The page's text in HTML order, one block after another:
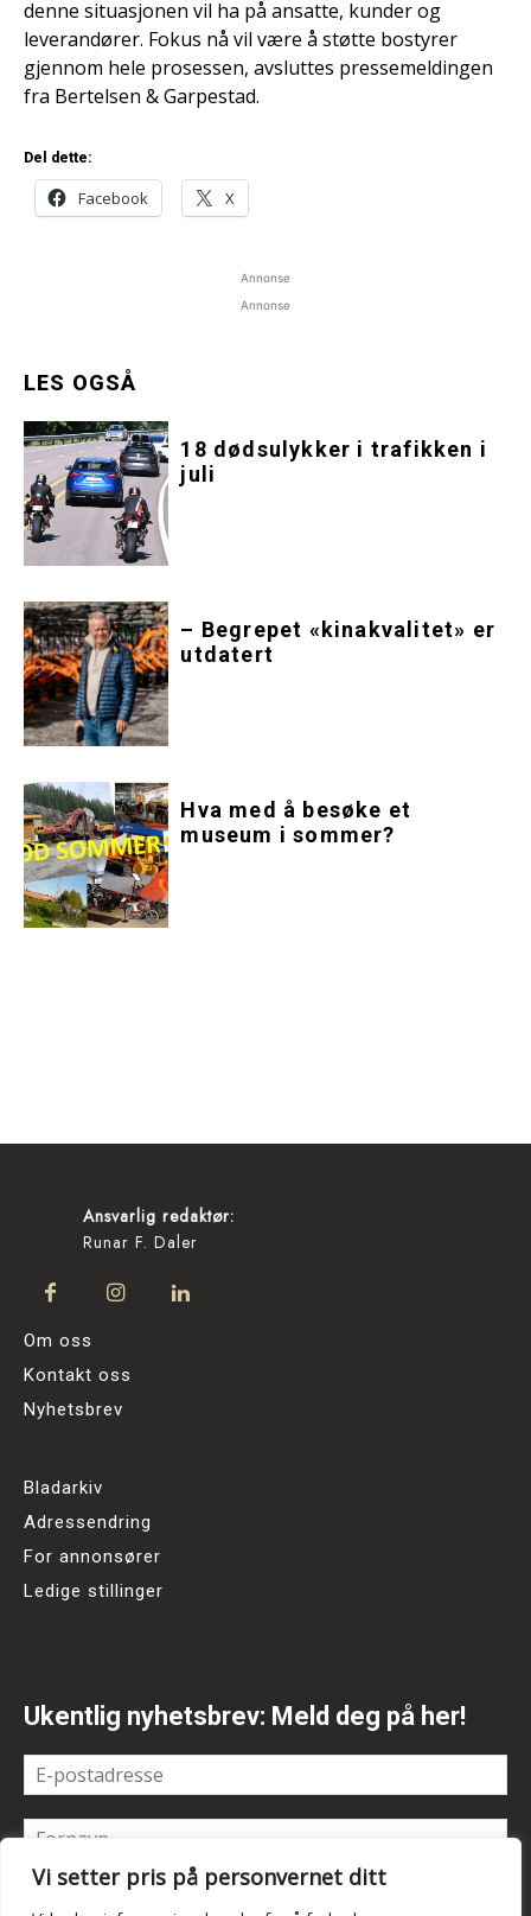
Vi setter pris på personvernet ditt
denne situasjonen vil ha på ansatte, kunder og
leverandører. Fokus nå vil være å støtte bostyrer
gjennom hele prosessen, avsluttes pressemeldingen
fra Bertelsen & Garpestad.
Del dette:
Facebook X
Annonse
Annonse
LES OGSÅ
18 dødsulykker i trafikken i
juli
– Begrepet «kinakvalitet» er
utdatert
Hva med å besøke et
museum i sommer?
Ansvarlig redaktør:
Runar F. Daler
Om oss
Kontakt oss
Nyhetsbrev
Bladarkiv
Adressendring
For annonsører
Ledige stillinger
Ukentlig nyhetsbrev: Meld deg på her!